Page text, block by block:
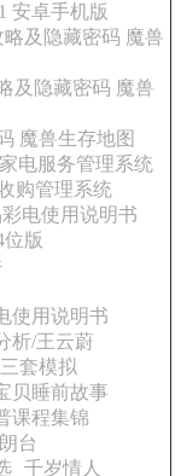
安卓手机版
及隐藏密码 魔兽
及隐藏密码 魔兽
魔兽生存地图
电服务管理系统
购管理系统
电使用说明书
版
使用说明书
析/王云蔚
套模拟
贝睡前故事
课程集锦
台
千岁情人